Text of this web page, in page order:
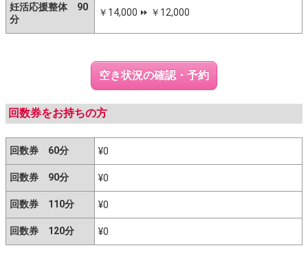
妊活応援整体 90
分
￥14,000 ⏩️ ￥12,000
空き状況の確認・予約
回数券をお持ちの方
回数券 60分 ¥0
回数券 90分 ¥0
回数券 110分 ¥0
回数券 120分 ¥0